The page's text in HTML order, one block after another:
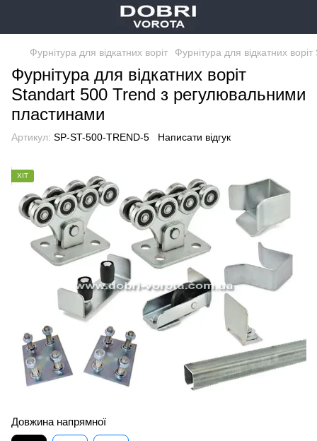
Фурнітура для відкатних воріт Фурнітура для відкатних
Фурнітура для відкатних воріт
Standart 500 Trend з регулювальними
пластинами
Артикул: SP-ST-500-TREND-5 Написати відгук
ХІТ
Довжина напрямної